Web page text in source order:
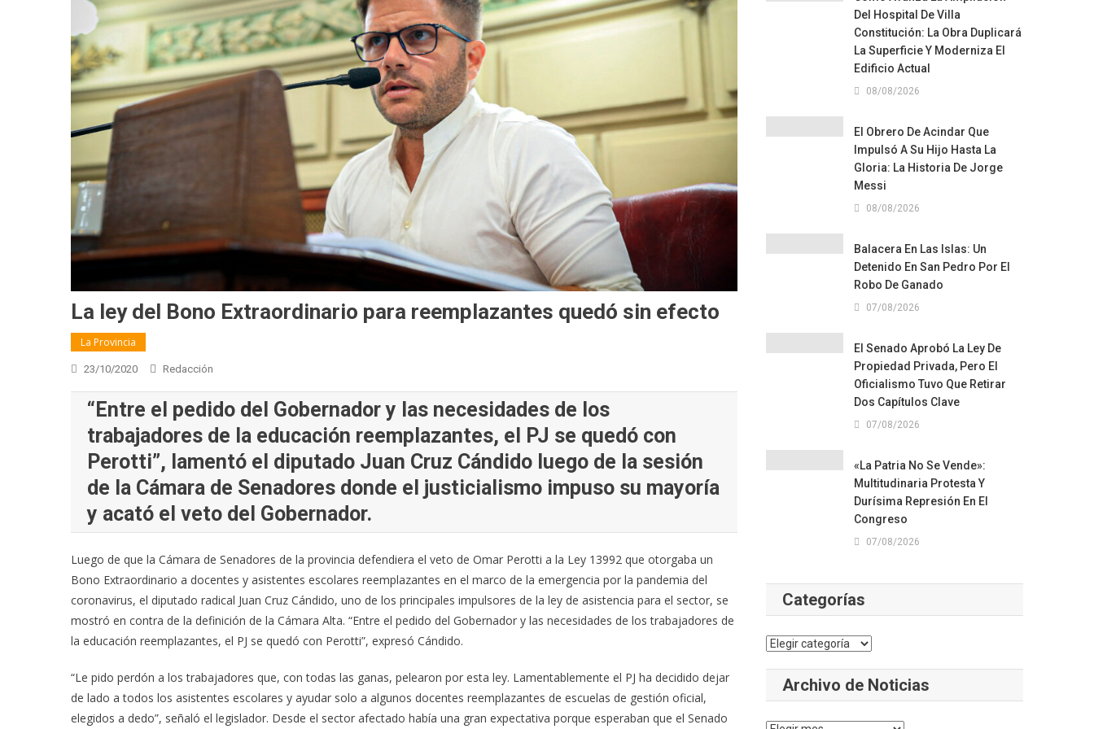
La ley del Bono Extraordinario para reemplazantes quedó sin efecto
La Provincia
23/10/2020 Redacción
“Entre el pedido del Gobernador y las necesidades de los
trabajadores de la educación reemplazantes, el PJ se quedó con
Perotti”, lamentó el diputado Juan Cruz Cándido luego de la sesión
de la Cámara de Senadores donde el justicialismo impuso su mayoría
y acató el veto del Gobernador.
Luego de que la Cámara de Senadores de la provincia defendiera el veto de Omar Perotti a la Ley 13992 que otorgaba un
Bono Extraordinario a docentes y asistentes escolares reemplazantes en el marco de la emergencia por la pandemia del
coronavirus, el diputado radical Juan Cruz Cándido, uno de los principales impulsores de la ley de asistencia para el sector, se
mostró en contra de la definición de la Cámara Alta. “Entre el pedido del Gobernador y las necesidades de los trabajadores de
la educación reemplazantes, el PJ se quedó con Perotti”, expresó Cándido.
“Le pido perdón a los trabajadores que, con todas las ganas, pelearon por esta ley. Lamentablemente el PJ ha decidido dejar
de lado a todos los asistentes escolares y ayudar solo a algunos docentes reemplazantes de escuelas de gestión oficial,
elegidos a dedo”, señaló el legislador. Desde el sector afectado había una gran expectativa porque esperaban que el Senado
Del Hospital De Villa
Constitución: La Obra Duplicará
La Superficie Y Moderniza El
Edificio Actual
08/08/2026
El Obrero De Acindar Que
Impulsó A Su Hijo Hasta La
Gloria: La Historia De Jorge
Messi
08/08/2026
Balacera En Las Islas: Un
Detenido En San Pedro Por El
Robo De Ganado
07/08/2026
El Senado Aprobó La Ley De
Propiedad Privada, Pero El
Oficialismo Tuvo Que Retirar
Dos Capítulos Clave
07/08/2026
«La Patria No Se Vende»:
Multitudinaria Protesta Y
Durísima Represión En El
Congreso
07/08/2026
Categorías
Categorías
Archivo de Noticias